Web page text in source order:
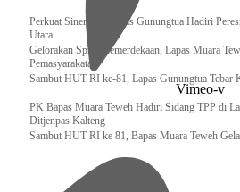
Perkuat Sinergi, Kalapas Gunungtua Hadiri
Utara
Gelorakan Spirit Kemerdekaan, Lapas Muara
Pemasyarakatan
Sambut HUT RI ke-81, Lapas Gunungtua Tebar
‎PK Bapas Muara Teweh Hadiri Sidang TPP di
Ditjenpas Kalteng
‎Sambut HUT RI ke 81, Bapas Muara Teweh
Vimeo-v